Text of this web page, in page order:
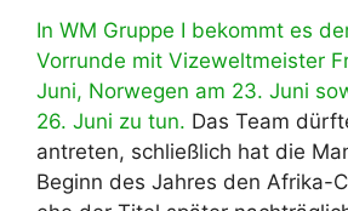
In WM Gruppe I bekommt es
Vorrunde mit Vizeweltmeister
Juni, Norwegen am 23. Juni
26. Juni zu tun. Das Team
antreten, schließlich hat die
Beginn des Jahres den Afrika-